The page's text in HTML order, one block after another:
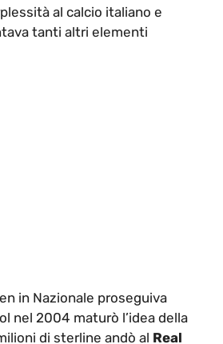
al calcio italiano e
tanti altri elementi
in Nazionale proseguiva
nel 2004 maturò l’idea della
di sterline andò al Real